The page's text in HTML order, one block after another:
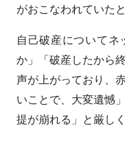
がおこなわれていた
自己破産について
か」「破産したから
声が上がっており、
いことで、大変遺憾
提が崩れる」と厳し